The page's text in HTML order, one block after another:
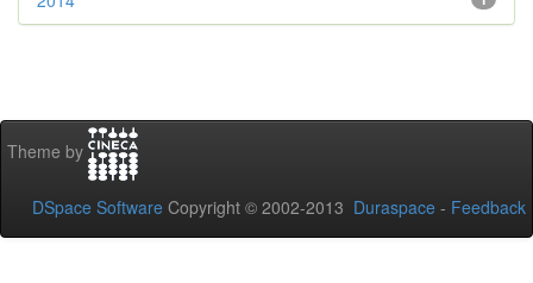
Theme by
DSpace Software Copyright © 2002-2013 Duraspace - Feedback